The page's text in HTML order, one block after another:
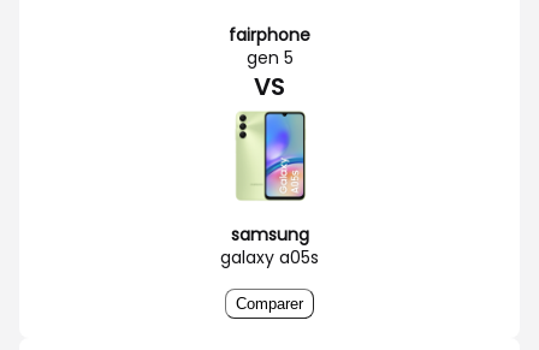
fairphone
gen 5
VS
samsung
galaxy a05s
Comparer